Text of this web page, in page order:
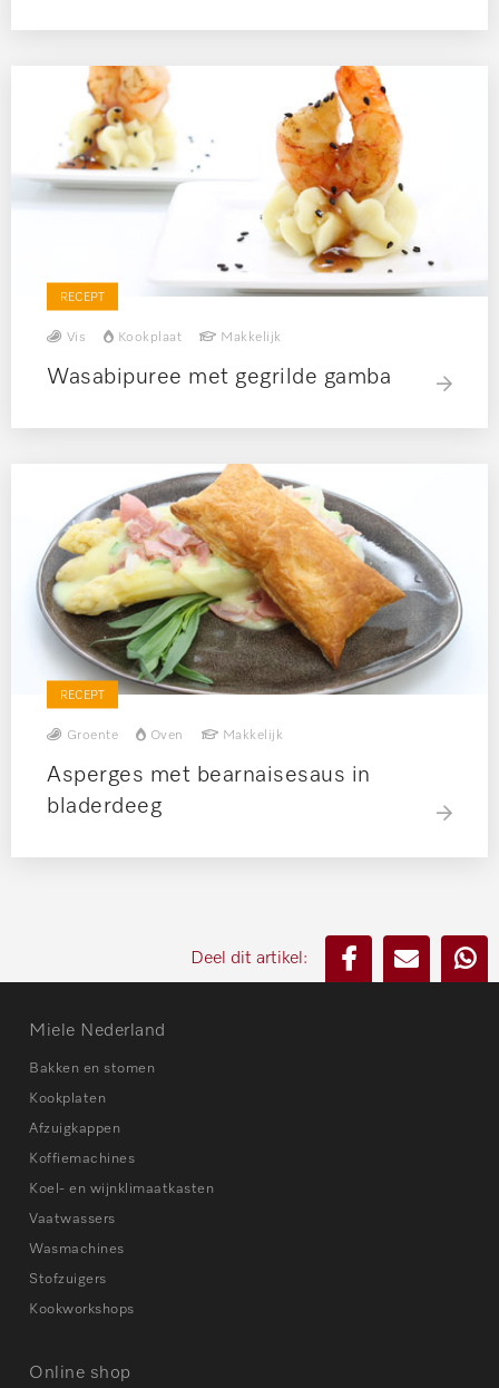
RECEPT
Vis Kookplaat Makkelijk
Wasabipuree met gegrilde gamba
RECEPT
Groente Oven Makkelijk
Asperges met bearnaisesaus in
bladerdeeg
Deel dit artikel:
Miele Nederland
Bakken en stomen
Kookplaten
Afzuigkappen
Koffiemachines
Koel- en wijnklimaatkasten
Vaatwassers
Wasmachines
Stofzuigers
Kookworkshops
Online shop